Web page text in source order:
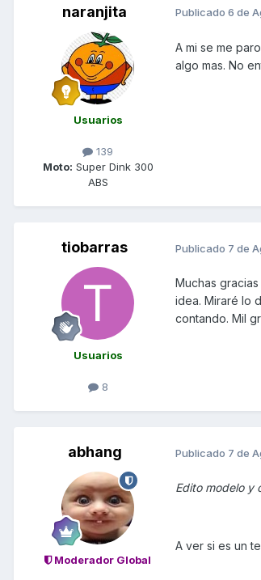
naranjita
Usuarios
139
Moto: Super Dink 300
ABS
Publicado 6 de
A mi se me
algo mas. No
tiobarras
Usuarios
8
Publicado 7 de
Muchas
idea. Miraré lo
contando. Mil
abhang
Moderador Global
Publicado 7 de
Edito modelo y
A ver si es un